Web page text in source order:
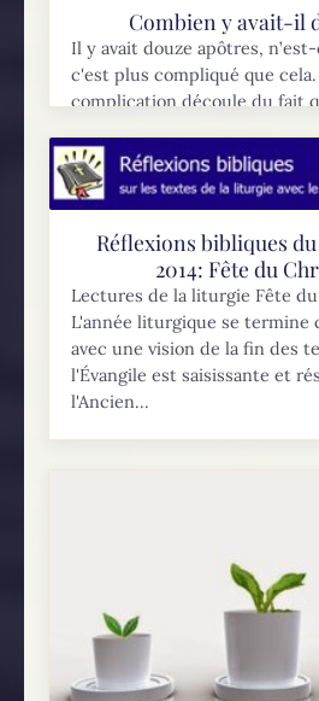
Combien y avait-il
Il y avait douze apôtres,
c'est plus compliqué que
complication découle du fait
Réflexions bibliques
2014: Fête du
Lectures de la liturgie Fête
L'année liturgique se termine
avec une vision de la fin des
l'Évangile est saisissante et
l'Ancien...